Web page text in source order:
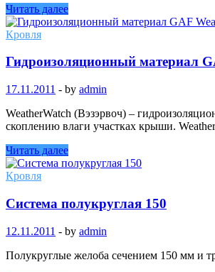
Читать далее
Кровля
Гидроизоляционный материал
17.11.2011 - by admin
WeatherWatch (Вэзэрвоч) –
скоплению влаги участках крыши.
Читать далее
Кровля
Cистема полукруглая 150
12.11.2011 - by admin
Полукруглые желоба сечением 150 мм и